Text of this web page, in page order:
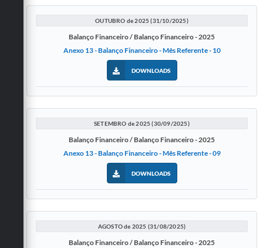
Notícias
OUTUBRO de 2025 (31/10/2025)
Balanço Financeiro / Balanço Financeiro - 2025
Anexo 13 - Balanço Financeiro - Mês Referente - 10
DOWNLOADS
SETEMBRO de 2025 (30/09/2025)
Balanço Financeiro / Balanço Financeiro - 2025
Anexo 13 - Balanço Financeiro - Mês Referente - 09
DOWNLOADS
AGOSTO de 2025 (31/08/2025)
Balanço Financeiro / Balanço Financeiro - 2025